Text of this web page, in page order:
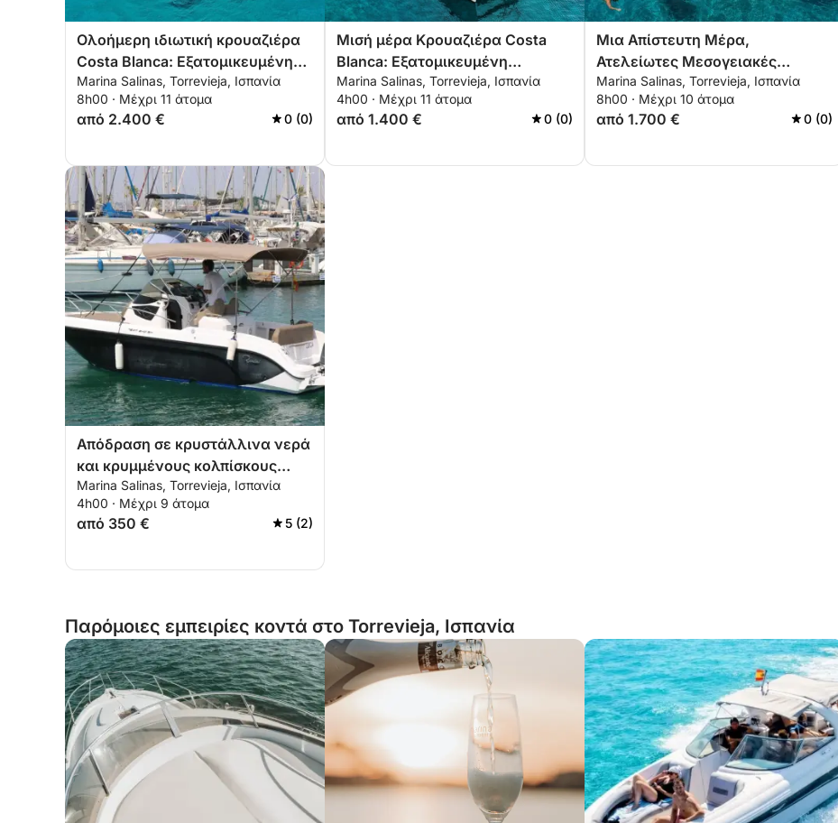
Ολοήμερη ιδιωτική κρουαζιέρα
Costa Blanca: Εξατομικευμένη
ιστιοπλοϊκή εμπειρία από την
Torrevieja στην Tabarca και το La
Manga
Marina Salinas, Torrevieja, Ισπανία
8h00 · Μέχρι 11 άτομα
από 2.400 € 0 (0)
Μισή μέρα Κρουαζιέρα Costa
Blanca: Εξατομικευμένη
περιπέτεια ιστιοπλοΐας από την
Torrevieja στην Tabarca και το La
Manga
Marina Salinas, Torrevieja, Ισπανία
4h00 · Μέχρι 11 άτομα
από 1.400 € 0 (0)
Μια Απίστευτη Μέρα,
Ατελείωτες Μεσογειακές
Στιγμές
Marina Salinas, Torrevieja, Ισπανία
8h00 · Μέχρι 10 άτομα
από 1.700 € 0 (0)
Απόδραση σε κρυστάλλινα νερά
και κρυμμένους κολπίσκους
στην Τορεβιέχα
Marina Salinas, Torrevieja, Ισπανία
4h00 · Μέχρι 9 άτομα
από 350 € 5 (2)
Παρόμοιες εμπειρίες κοντά στο Torrevieja, Ισπανία